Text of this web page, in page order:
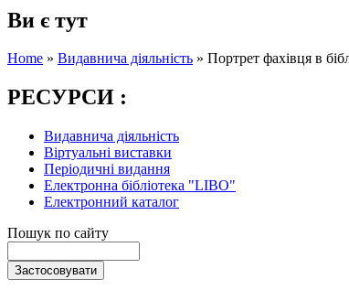
Ви є тут
Home » Видавнича діяльність » Портрет фахівця в
РЕСУРСИ :
Видавнича діяльність
Віртуальні виставки
Періодичні видання
Електронна бібліотека "LIBO"
Електронний каталог
Пошук по сайту